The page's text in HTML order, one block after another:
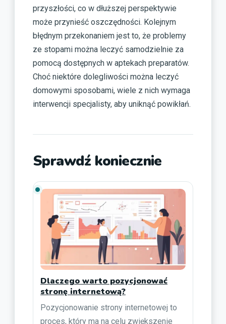
przyszłości, co w dłuższej perspektywie
może przynieść oszczędności. Kolejnym
błędnym przekonaniem jest to, że problemy
ze stopami można leczyć samodzielnie za
pomocą dostępnych w aptekach preparatów.
Choć niektóre dolegliwości można leczyć
domowymi sposobami, wiele z nich wymaga
interwencji specjalisty, aby uniknąć powikłań.
Sprawdź koniecznie
Dlaczego warto pozycjonować
stronę internetową?
Pozycjonowanie strony internetowej to
proces, który ma na celu zwiększenie